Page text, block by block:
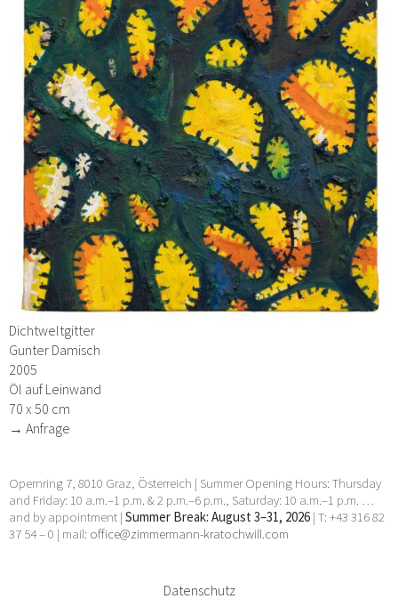
Dichtweltgitter
Gunter Damisch
2005
Öl auf Leinwand
70 x 50 cm
→ Anfrage
Opernring 7, 8010 Graz, Österreich | Summer Opening Hours: Thursday
and Friday: 10 a.m.–1 p.m. & 2 p.m.–6 p.m., Saturday: 10 a.m.–1 p.m. …
and by appointment | Summer Break: August 3–31, 2026 | T: +43 316 82
37 54 – 0 | mail: office@zimmermann-kratochwill.com
Datenschutz